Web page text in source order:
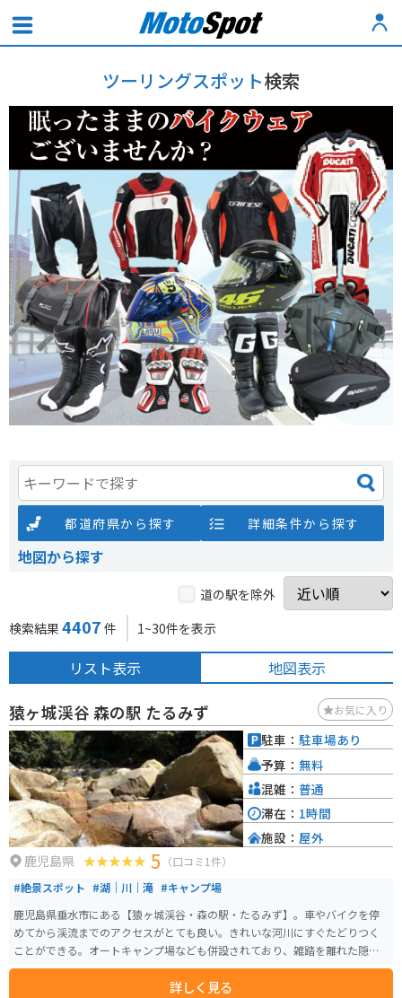
ツーリングスポット検索
都道府県から探す 詳細条件から探す
地図から探す
道の駅を除外
検索結果 4407 件 1~30件を表示
リスト表示 地図表示
猿ヶ城渓谷 森の駅 たるみず お気に入り
鹿児島県 5 （口コミ1件）
#絶景スポット #湖｜川｜滝 #キャンプ場
鹿児島県垂水市にある【猿ヶ城渓谷・森の駅・たるみず】。車やバイクを停
めてから渓流までのアクセスがとても良い。きれいな河川にすぐたどりつく
ことができる。オートキャンプ場なども併設されており、雑踏を離れた隠れ
家的なスポットである。
詳しく見る
駐車： 駐車場あり
予算： 無料
混雑： 普通
滞在： 1時間
施設： 屋外